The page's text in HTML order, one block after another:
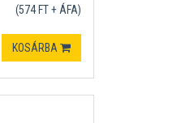
(574 FT + ÁFA)
KOSÁRBA